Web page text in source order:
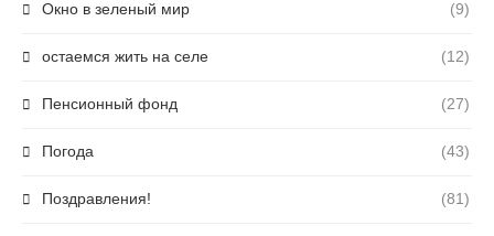
Окно в зеленый мир (9)
остаемся жить на селе (12)
Пенсионный фонд (27)
Погода (43)
Поздравления! (81)